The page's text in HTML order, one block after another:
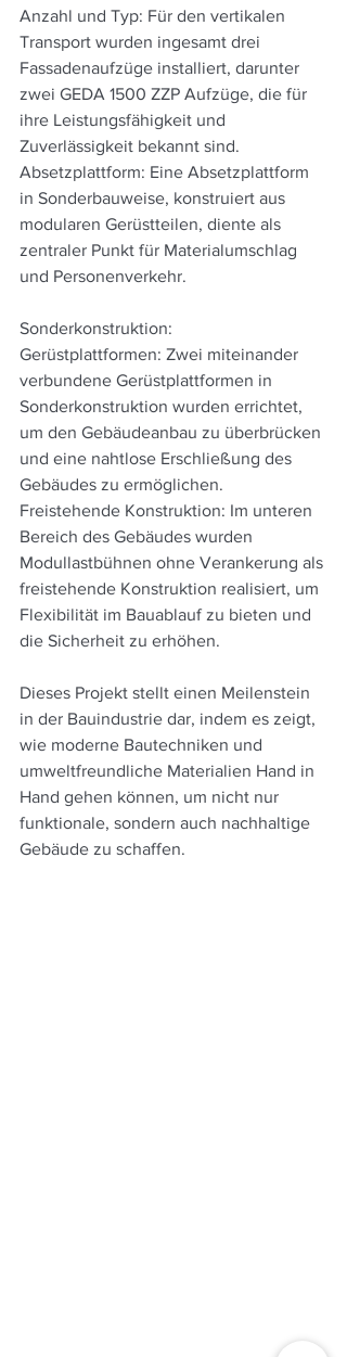
Anzahl und Typ: Für den vertikalen
Transport wurden ingesamt drei
Fassadenaufzüge installiert, darunter
zwei GEDA 1500 ZZP Aufzüge, die für
ihre Leistungsfähigkeit und
Zuverlässigkeit bekannt sind.
Absetzplattform: Eine Absetzplattform
in Sonderbauweise, konstruiert aus
modularen Gerüstteilen, diente als
zentraler Punkt für Materialumschlag
und Personenverkehr.
Sonderkonstruktion:
Gerüstplattformen: Zwei miteinander
verbundene Gerüstplattformen in
Sonderkonstruktion wurden errichtet,
um den Gebäudeanbau zu überbrücken
und eine nahtlose Erschließung des
Gebäudes zu ermöglichen.
Freistehende Konstruktion: Im unteren
Bereich des Gebäudes wurden
Modullastbühnen ohne Verankerung als
freistehende Konstruktion realisiert, um
Flexibilität im Bauablauf zu bieten und
die Sicherheit zu erhöhen.
Dieses Projekt stellt einen Meilenstein
in der Bauindustrie dar, indem es zeigt,
wie moderne Bautechniken und
umweltfreundliche Materialien Hand in
Hand gehen können, um nicht nur
funktionale, sondern auch nachhaltige
Gebäude zu schaffen.